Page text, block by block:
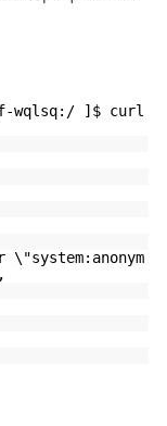
wqlsq:/ ]$ curl